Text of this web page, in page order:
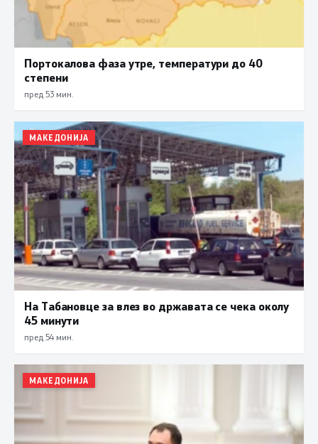
Портокалова фаза утре, температури до 40
степени
пред 53 мин.
МАКЕДОНИЈА
На Табановце за влез во државата се чека околу
45 минути
пред 54 мин.
МАКЕДОНИЈА